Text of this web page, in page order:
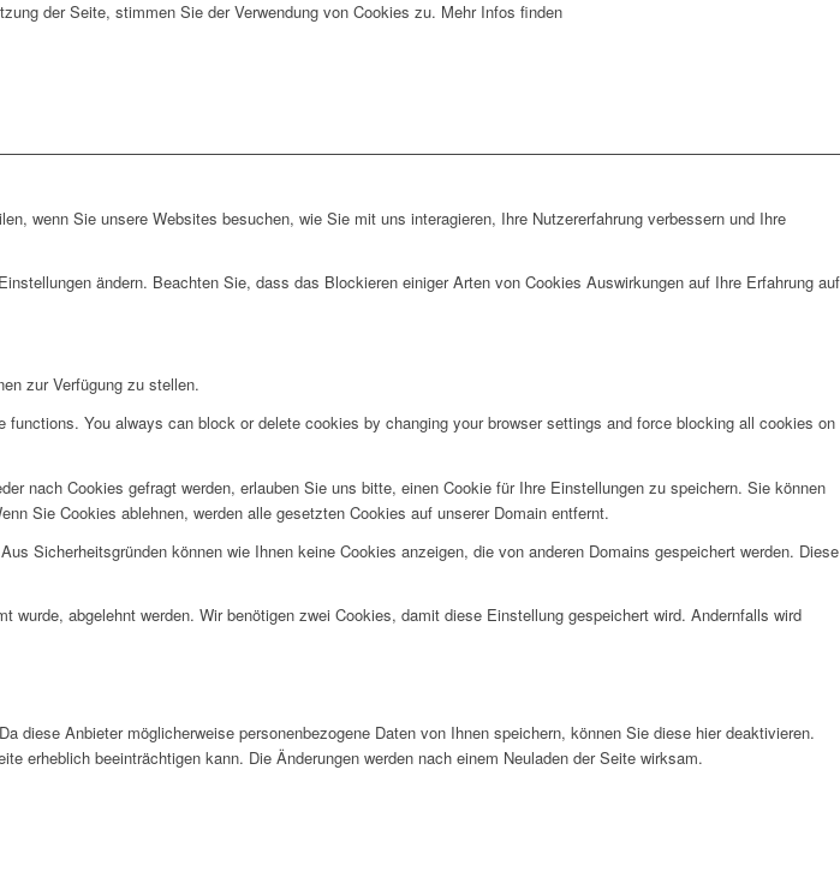
der Seite, stimmen Sie der Verwendung von Cookies zu. Mehr Infos finden
wenn Sie unsere Websites besuchen, wie Sie mit uns interagieren, Ihre Nutzererfahrung verbessern und Ihre
ändern. Beachten Sie, dass das Blockieren einiger Arten von Cookies Auswirkungen auf Ihre Erfahrung auf
zur Verfügung zu stellen.
You always can block or delete cookies by changing your browser settings and force blocking all cookies on
nach Cookies gefragt werden, erlauben Sie uns bitte, einen Cookie für Ihre Einstellungen zu speichern. Sie können
Sie Cookies ablehnen, werden alle gesetzten Cookies auf unserer Domain entfernt.
Sicherheitsgründen können wie Ihnen keine Cookies anzeigen, die von anderen Domains gespeichert werden. Diese
abgelehnt werden. Wir benötigen zwei Cookies, damit diese Einstellung gespeichert wird. Andernfalls wird
Anbieter möglicherweise personenbezogene Daten von Ihnen speichern, können Sie diese hier deaktivieren.
erheblich beeinträchtigen kann. Die Änderungen werden nach einem Neuladen der Seite wirksam.